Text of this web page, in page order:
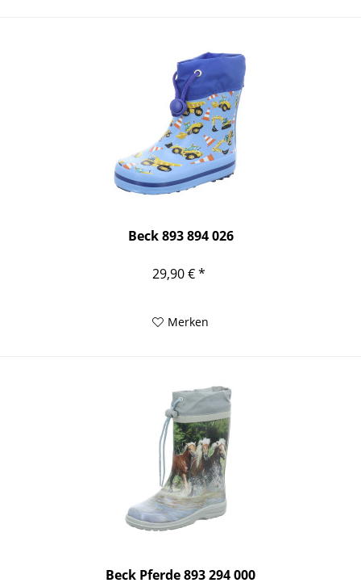
Beck 893 894 026
29,90 € *
Merken
Beck Pferde 893 294 000